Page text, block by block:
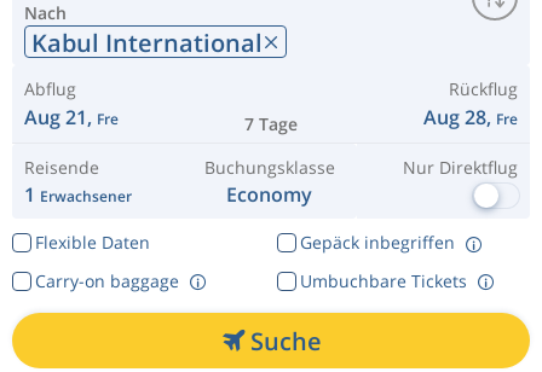
Nach
Kabul International
Abflug
Aug 21, Fre 7 Tage
Rückflug
Aug 28, Fre
Reisende
1 Erwachsener
Buchungsklasse
Economy
Nur Direktflug
Flexible Daten
Gepäck inbegriffen
Umbuchbare Tickets
Carry-on baggage
Suche